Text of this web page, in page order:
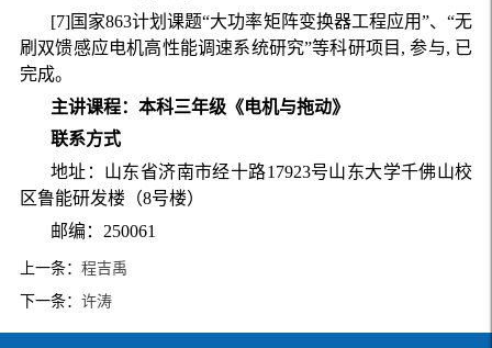
[7]国家863计划课题“大功率矩阵变换器工程应用”、“无
刷双馈感应电机高性能调速系统研究”等科研项目, 参与, 已
完成。
主讲课程：本科三年级《电机与拖动》
联系方式
地址：山东省济南市经十路17923号山东大学千佛山校
区鲁能研发楼（8号楼）
邮编：250061
上一条： 程吉禹
下一条： 许涛